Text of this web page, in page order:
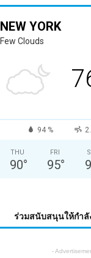
NEW YORK
Few Clouds
94 %
THU
90°
FRI
95°
ร่วมสนับสนุนให้กำ
-